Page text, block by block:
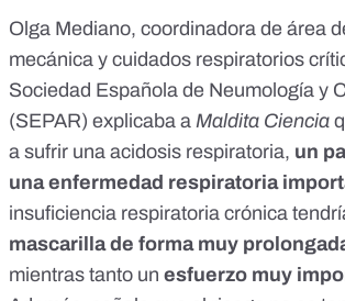
Olga Mediano, coordinadora de área
mecánica y cuidados respiratorios
Sociedad Española de Neumología y
(SEPAR) explicaba a Maldita Ciencia
a sufrir una acidosis respiratoria, un
una enfermedad respiratoria
insuficiencia respiratoria crónica
mascarilla de forma muy
mientras tanto un esfuerzo muy